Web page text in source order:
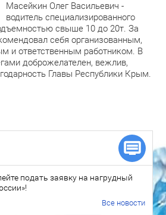
Масейкин Олег Васильевич -
водитель специализированного
свыше 10 до 20т. За
себя организованным,
и ответственным работником. В
доброжелателен, вежлив,
Главы Республики Крым.
подать заявку на нагрудный
Все новости